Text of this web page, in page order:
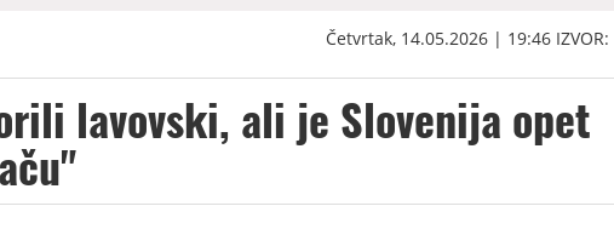
Četvrtak, 14.05.2026 | 19:46 IZVOR:
lavovski, ali je Slovenija opet